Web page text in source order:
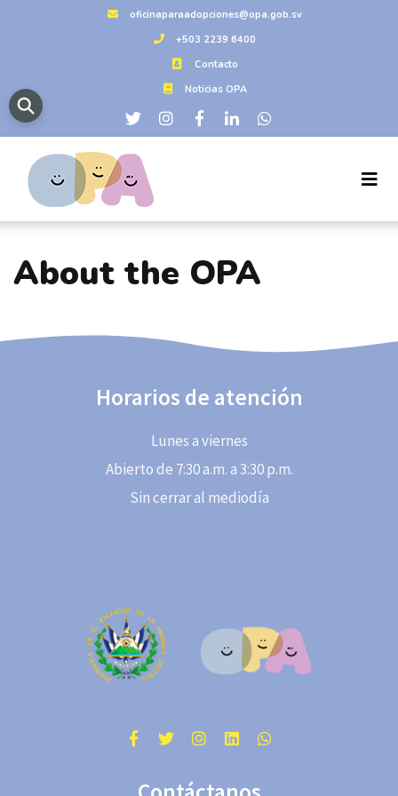
oficinaparaadopciones@opa.gob.sv
+503 2239 6400
Contacto
Noticias OPA
About the OPA
Horarios de atención
Lunes a viernes
Abierto de 7:30 a.m. a 3:30 p.m.
Sin cerrar al mediodía